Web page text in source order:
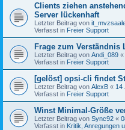
Clients ziehen
Server lückenhaft
Letzter Beitrag von
Verfasst in Freier Support
Frage zum Verständnis
Letzter Beitrag von Andi_089 «
Verfasst in Freier Support
[gelöst] opsi-cli findet
Letzter Beitrag von AlexB « 14
Verfasst in Freier Support
Winst Minimal-Größe
Letzter Beitrag von Sync92 «
Verfasst in Kritik, Anregungen